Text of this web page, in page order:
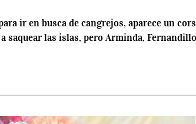
ir en busca de cangrejos, aparece un
las islas, pero Arminda,